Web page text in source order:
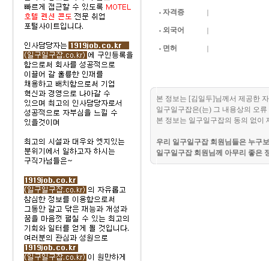
자격증
외국어
면허
본 정보는 [김일두]님께서 제공한
일구일구잡은(는) 그 내용상의 오
본 정보는 일구일구잡의 동의 없이
우리 일구일구잡 회원님들은 누구
일구일구잡 회원님께 아무리 좋은